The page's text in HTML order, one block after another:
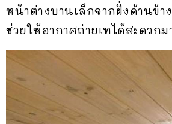
หน้าต่างบานเล็กจากฝั่งด้านข้า
ช่วยให้อากาศถ่ายเทได้สะดวก